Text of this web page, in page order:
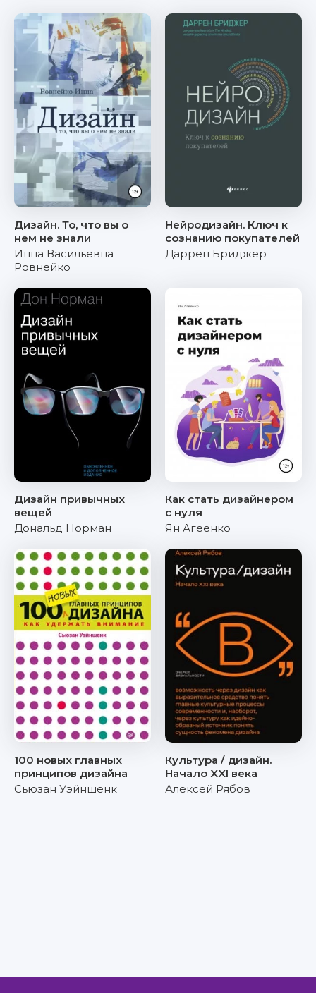
Дизайн. То, что вы о
нем не знали
Инна Васильевна
Ровнейко
Нейродизайн. Ключ к
сознанию покупателей
Даррен Бриджер
Дизайн привычных
вещей
Дональд Норман
Как стать дизайнером
с нуля
Ян Агеенко
100 новых главных
принципов дизайна
Сьюзан Уэйншенк
Культура / дизайн.
Начало XXI века
Алексей Рябов